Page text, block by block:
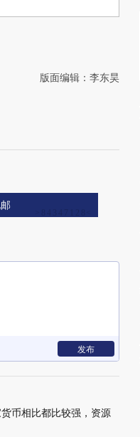
版面编辑：李东昊
发布
币相比都比较强，资源